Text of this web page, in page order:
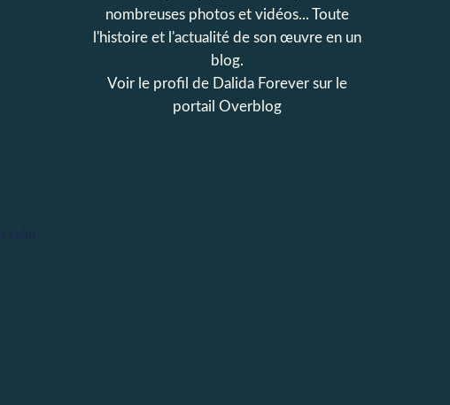
nombreuses photos et vidéos... Toute
l'histoire et l'actualité de son œuvre en un
blog.
Voir le profil de Dalida Foreversur le
portail Overblog